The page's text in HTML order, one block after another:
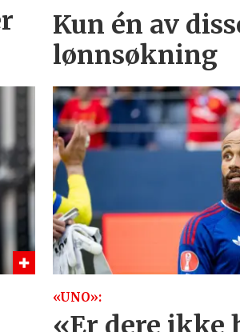
Kun én av
lønnsøkning
«UNO»: